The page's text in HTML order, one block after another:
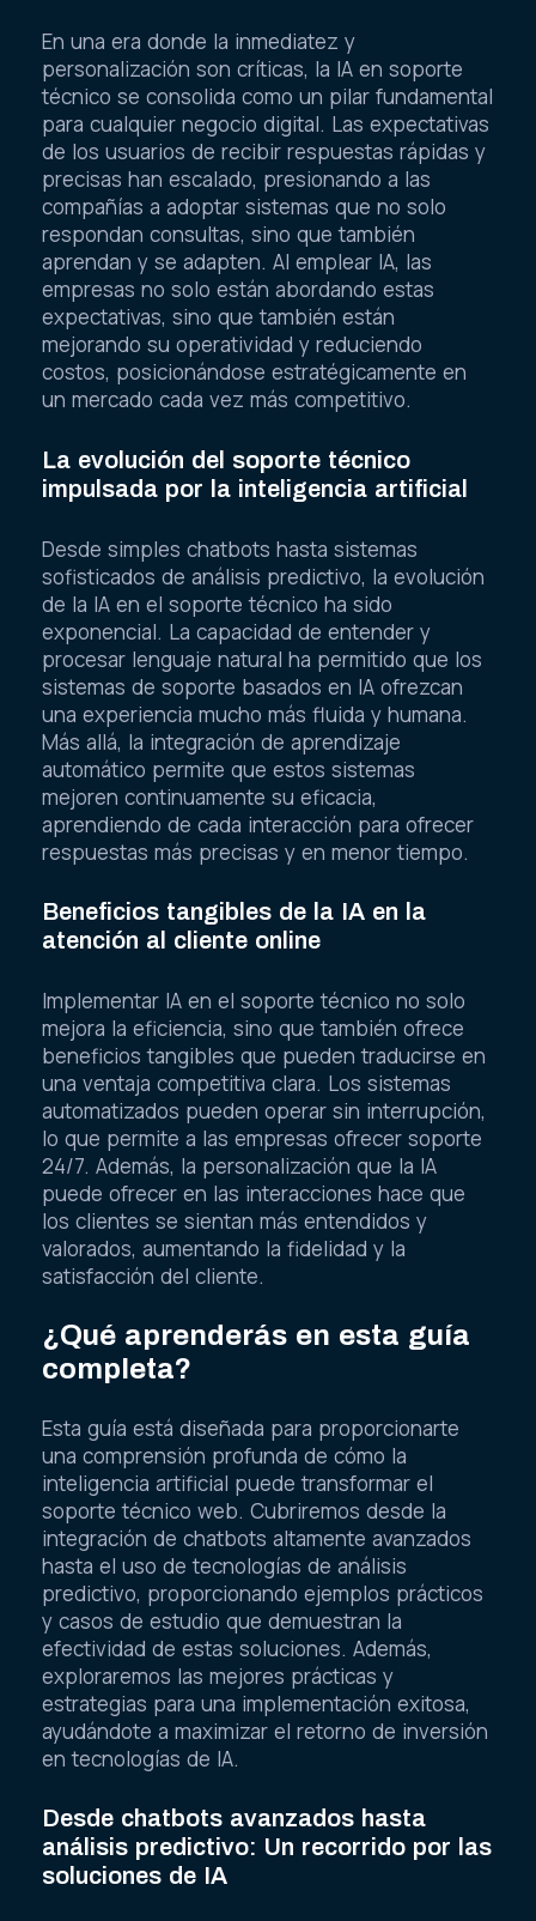
En una era donde la inmediatez y
personalización son críticas, la IA en soporte
técnico se consolida como un pilar fundamental
para cualquier negocio digital. Las expectativas
de los usuarios de recibir respuestas rápidas y
precisas han escalado, presionando a las
compañías a adoptar sistemas que no solo
respondan consultas, sino que también
aprendan y se adapten. Al emplear IA, las
empresas no solo están abordando estas
expectativas, sino que también están
mejorando su operatividad y reduciendo
costos, posicionándose estratégicamente en
un mercado cada vez más competitivo.
La evolución del soporte técnico
impulsada por la inteligencia artificial
Desde simples chatbots hasta sistemas
sofisticados de análisis predictivo, la evolución
de la IA en el soporte técnico ha sido
exponencial. La capacidad de entender y
procesar lenguaje natural ha permitido que los
sistemas de soporte basados en IA ofrezcan
una experiencia mucho más fluida y humana.
Más allá, la integración de aprendizaje
automático permite que estos sistemas
mejoren continuamente su eficacia,
aprendiendo de cada interacción para ofrecer
respuestas más precisas y en menor tiempo.
Beneficios tangibles de la IA en la
atención al cliente online
Implementar IA en el soporte técnico no solo
mejora la eficiencia, sino que también ofrece
beneficios tangibles que pueden traducirse en
una ventaja competitiva clara. Los sistemas
automatizados pueden operar sin interrupción,
lo que permite a las empresas ofrecer soporte
24/7. Además, la personalización que la IA
puede ofrecer en las interacciones hace que
los clientes se sientan más entendidos y
valorados, aumentando la fidelidad y la
satisfacción del cliente.
¿Qué aprenderás en esta guía
completa?
Esta guía está diseñada para proporcionarte
una comprensión profunda de cómo la
inteligencia artificial puede transformar el
soporte técnico web. Cubriremos desde la
integración de chatbots altamente avanzados
hasta el uso de tecnologías de análisis
predictivo, proporcionando ejemplos prácticos
y casos de estudio que demuestran la
efectividad de estas soluciones. Además,
exploraremos las mejores prácticas y
estrategias para una implementación exitosa,
ayudándote a maximizar el retorno de inversión
en tecnologías de IA.
Desde chatbots avanzados hasta
análisis predictivo: Un recorrido por las
soluciones de IA